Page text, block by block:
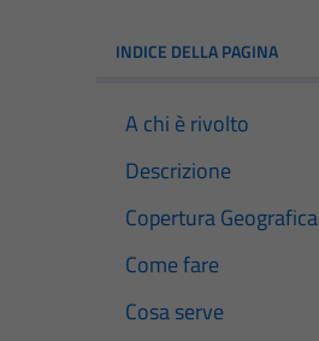
INDICE DELLA PAGINA
A chi è rivolto
Descrizione
Copertura Geografica
Come fare
Cosa serve